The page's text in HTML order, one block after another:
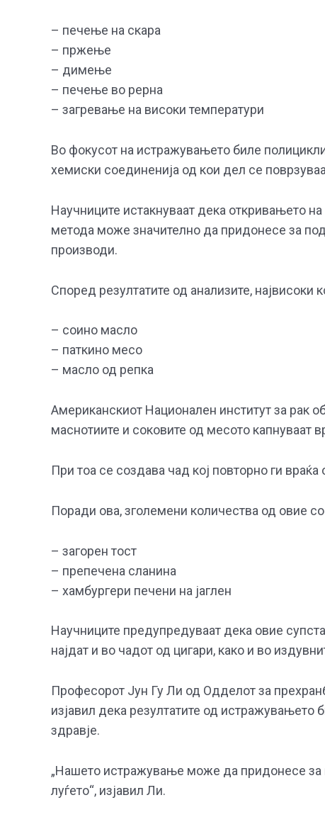
– печење на скара
– пржење
– димење
– печење во рерна
– загревање на високи температури
Во фокусот на истражувањето биле
хемиски соединенија од кои дел се
Научниците истакнуваат дека откривањето
метода може значително да придонесе за
производи.
Според резултатите од анализите, највисоки
– соино масло
– паткино месо
– масло од репка
Американскиот Национален институт за рак
маснотиите и соковите од месото
При тоа се создава чад кој повторно ги
Поради ова, зголемени количества од овие
– загорен тост
– препечена сланина
– хамбургери печени на јаглен
Научниците предупредуваат дека овие
најдат и во чадот од цигари, како и во
Професорот Јун Гу Ли од Одделот за
изјавил дека резултатите од
здравје.
„Нашето истражување може да придонесе за
луѓето“, изјавил Ли.